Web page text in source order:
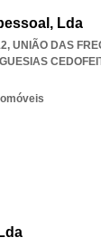
Lda
UNIÃO DAS